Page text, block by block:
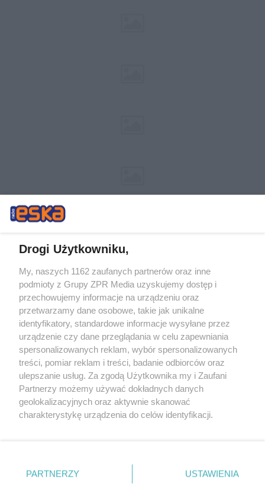
Żaden utwór zamieszczony w serwisie nie może być powielany i
rozpowszechniany lub dalej rozpowszechniany w jakikolwiek sposób (w
tym także elektroniczny lub mechaniczny) na jakimkolwiek polu
eksploatacji w jakiejkolwiek formie, włącznie z umieszczaniem w
Internecie bez pisemnej zgody właściciela praw. Jakiekolwiek użycie lub
wykorzystanie utworów w całości lub w części z naruszeniem prawa,
tzn. bez właściwej zgody, jest zabronione pod groźbą kary i może być
ścigane prawnie.
Drogi Użytkowniku,
My, naszych 1162 zaufanych partnerów oraz inne
podmioty z Grupy ZPR Media uzyskujemy dostęp i
przechowujemy informacje na urządzeniu oraz
przetwarzamy dane osobowe, takie jak unikalne
identyfikatory, standardowe informacje wysyłane przez
urządzenie czy dane przeglądania w celu zapewniania
spersonalizowanych reklam, wybór spersonalizowanych
treści, pomiar reklam i treści, badanie odbiorców oraz
ulepszanie usług. Za zgodą Użytkownika my i Zaufani
Partnerzy możemy używać dokładnych danych
geolokalizacyjnych oraz aktywnie skanować
charakterystykę urządzenia do celów identyfikacji.
zmienić/wycofać klikając przycisk ustawień prywatności
znajdujący się w lewym dolnym rogu strony
PARTNERZY USTAWIENIA